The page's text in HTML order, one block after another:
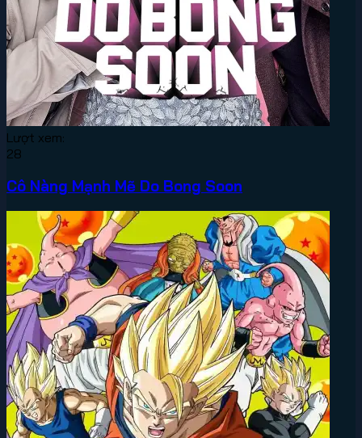
Lượt xem:
28
Cô Nàng Mạnh Mẽ Do Bong Soon